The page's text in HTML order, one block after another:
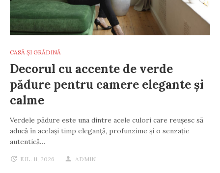
CASĂ ȘI GRĂDINĂ
Decorul cu accente de verde
pădure pentru camere elegante și
calme
Verdele pădure este una dintre acele culori care reușesc să
aducă în același timp eleganță, profunzime și o senzație
autentică…
IUL. 11, 2026 ADMIN